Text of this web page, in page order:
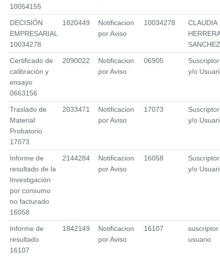
10054155
DECISIÓN
EMPRESARIAL
10034278
1820449
Notificacion
por Aviso
10034278
CLAUDIA
SANCHEZ
Certificado de
calibración y
ensayo
0663156
2090022
Notificacion
por Aviso
06905
Suscriptor
y/o
Traslado de
Material
Probatorio
17073
2033471
Notificacion
por Aviso
17073
Suscriptor
y/o
Informe de
resultado de la
Investigación
por consumo
no facturado
16058
2144284
Notificacion
por Aviso
16058
Suscriptor
y/o
Informe de
resultado
16107
1842149
Notificacion
por Aviso
16107
suscriptor
usuario